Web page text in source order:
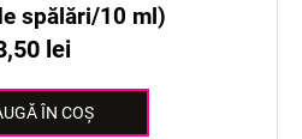
spălări/10 ml)
lei
ÎN COŞ